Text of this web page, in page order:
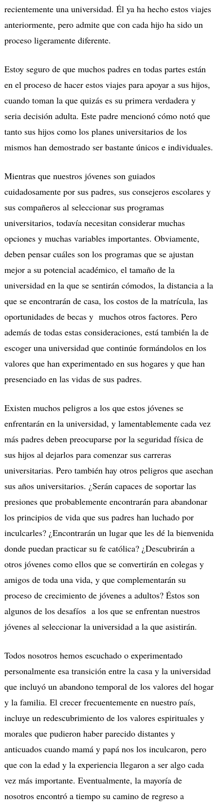
recientemente una universidad. Él ya ha hecho estos viajes
anteriormente, pero admite que con cada hijo ha sido un
proceso ligeramente diferente.
Estoy seguro de que muchos padres en todas partes están
en el proceso de hacer estos viajes para apoyar a sus hijos,
cuando toman la que quizás es su primera verdadera y
seria decisión adulta. Este padre mencionó cómo notó que
tanto sus hijos como los planes universitarios de los
mismos han demostrado ser bastante únicos e individuales.
Mientras que nuestros jóvenes son guiados
cuidadosamente por sus padres, sus consejeros escolares y
sus compañeros al seleccionar sus programas
universitarios, todavía necesitan considerar muchas
opciones y muchas variables importantes. Obviamente,
deben pensar cuáles son los programas que se ajustan
mejor a su potencial académico, el tamaño de la
universidad en la que se sentirán cómodos, la distancia a la
que se encontrarán de casa, los costos de la matrícula, las
oportunidades de becas y muchos otros factores. Pero
además de todas estas consideraciones, está también la de
escoger una universidad que continúe formándolos en los
valores que han experimentado en sus hogares y que han
presenciado en las vidas de sus padres.
Existen muchos peligros a los que estos jóvenes se
enfrentarán en la universidad, y lamentablemente cada vez
más padres deben preocuparse por la seguridad física de
sus hijos al dejarlos para comenzar sus carreras
universitarias. Pero también hay otros peligros que asechan
sus años universitarios. ¿Serán capaces de soportar las
presiones que probablemente encontrarán para abandonar
los principios de vida que sus padres han luchado por
inculcarles? ¿Encontrarán un lugar que les dé la bienvenida
donde puedan practicar su fe católica? ¿Descubrirán a
otros jóvenes como ellos que se convertirán en colegas y
amigos de toda una vida, y que complementarán su
proceso de crecimiento de jóvenes a adultos? Éstos son
algunos de los desafíos a los que se enfrentan nuestros
jóvenes al seleccionar la universidad a la que asistirán.
Todos nosotros hemos escuchado o experimentado
personalmente esa transición entre la casa y la universidad
que incluyó un abandono temporal de los valores del hogar
y la familia. El crecer frecuentemente en nuestro país,
incluye un redescubrimiento de los valores espirituales y
morales que pudieron haber parecido distantes y
anticuados cuando mamá y papá nos los inculcaron, pero
que con la edad y la experiencia llegaron a ser algo cada
vez más importante. Eventualmente, la mayoría de
nosotros encontró a tiempo su camino de regreso a